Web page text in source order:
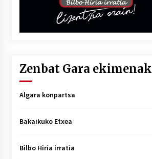
Zenbat Gara ekimenak
Algara konpartsa
Bakaikuko Etxea
Bilbo Hiria irratia